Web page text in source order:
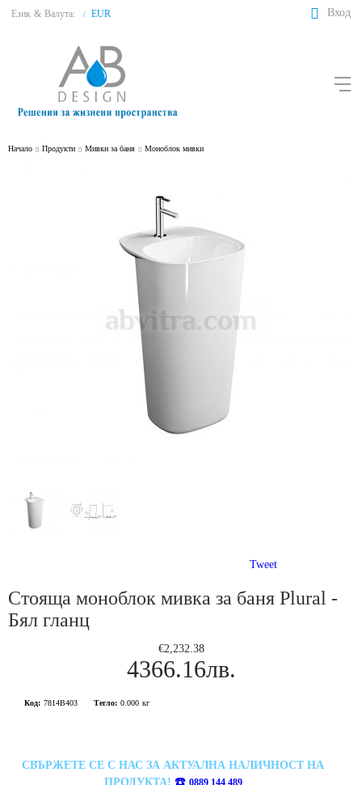
Език & Валута: / EUR Вход
Начало Продукти Мивки за баня Моноблок мивки
Tweet
Стояща моноблок мивка за баня Plural -
Бял гланц
€2,232.38
4366.16лв.
Код: 7814B403 Тегло: 0.000 кг
СВЪРЖЕТЕ СЕ С НАС ЗА АКТУАЛНА НАЛИЧНОСТ НА
ПРОДУКТА! ☎️ 0889 144 489